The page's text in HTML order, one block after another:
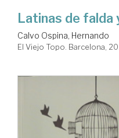
Latinas de falda
Calvo Ospina, Hernando
El Viejo Topo. Barcelona,